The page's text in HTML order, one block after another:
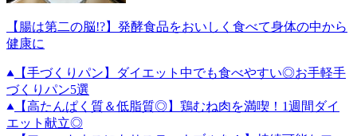
【腸は第二の脳!?】発酵食品をおいしく食べて身体の中から
健康に
【手づくりパン】ダイエット中でも食べやすい◎お手軽手
づくりパン5選
【高たんぱく質＆低脂質◎】鶏むね肉を満喫！1週間ダイ
エット献立◎